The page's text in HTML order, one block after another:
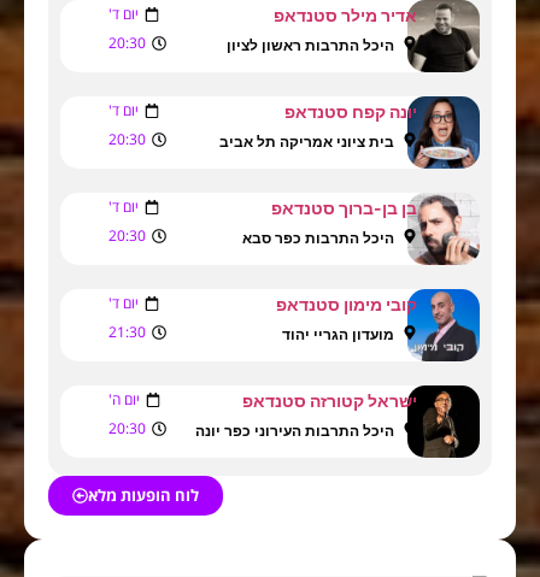
אדיר מילר סטנדאפ יום ד'
היכל התרבות ראשון לציון 20:30
יונה קפח סטנדאפ יום ד'
בית ציוני אמריקה תל אביב 20:30
בן בן-ברוך סטנדאפ יום ד'
היכל התרבות כפר סבא 20:30
קובי מימון סטנדאפ יום ד'
מועדון הגריי יהוד 21:30
ישראל קטורזה סטנדאפ יום ה'
היכל התרבות העירוני כפר יונה 20:30
לוח הופעות מלא